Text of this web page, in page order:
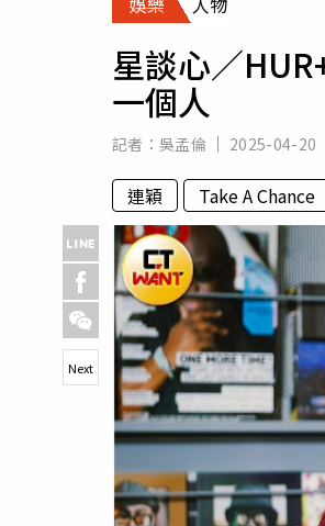
星談心／
一個人
記者： 吳孟倫 2025-04-
連穎 Take A Chance
Next